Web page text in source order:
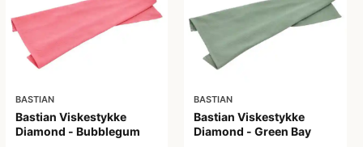
BASTIAN
Bastian Viskestykke
Diamond - Bubblegum
BASTIAN
Bastian Viskestykke
Diamond - Green Bay